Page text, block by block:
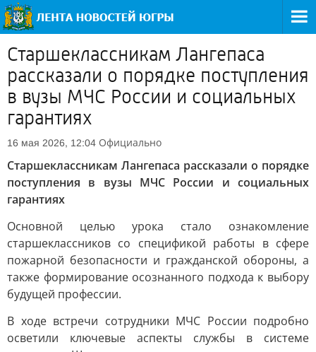
Старшеклассникам Лангепаса
рассказали о порядке поступления
в вузы МЧС России и социальных
гарантиях
16 мая 2026, 12:04 Официально
Старшеклассникам Лангепаса рассказали о порядке
поступления в вузы МЧС России и социальных
гарантиях
Основной целью урока стало ознакомление
старшеклассников со спецификой работы в сфере
пожарной безопасности и гражданской обороны, а
также формирование осознанного подхода к выбору
будущей профессии.
В ходе встречи сотрудники МЧС России подробно
осветили ключевые аспекты службы в системе